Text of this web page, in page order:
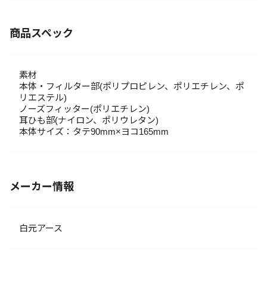
商品スペック
素材
本体・フィルター部(ポリプロピレン、ポリエチレン、ポ
リエステル)
ノーズフィッター(ポリエチレン)
耳ひも部(ナイロン、ポリウレタン)
本体サイズ：タテ90mm×ヨコ165mm
メーカー情報
白元アース